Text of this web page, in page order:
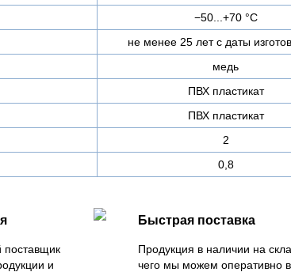
−50...+70 °C
не менее 25 лет с даты
медь
ПВХ пластикат
ПВХ пластикат
2
0,8
и
Быстрая поставка
Продукция в наличии на
чего мы можем оперативно